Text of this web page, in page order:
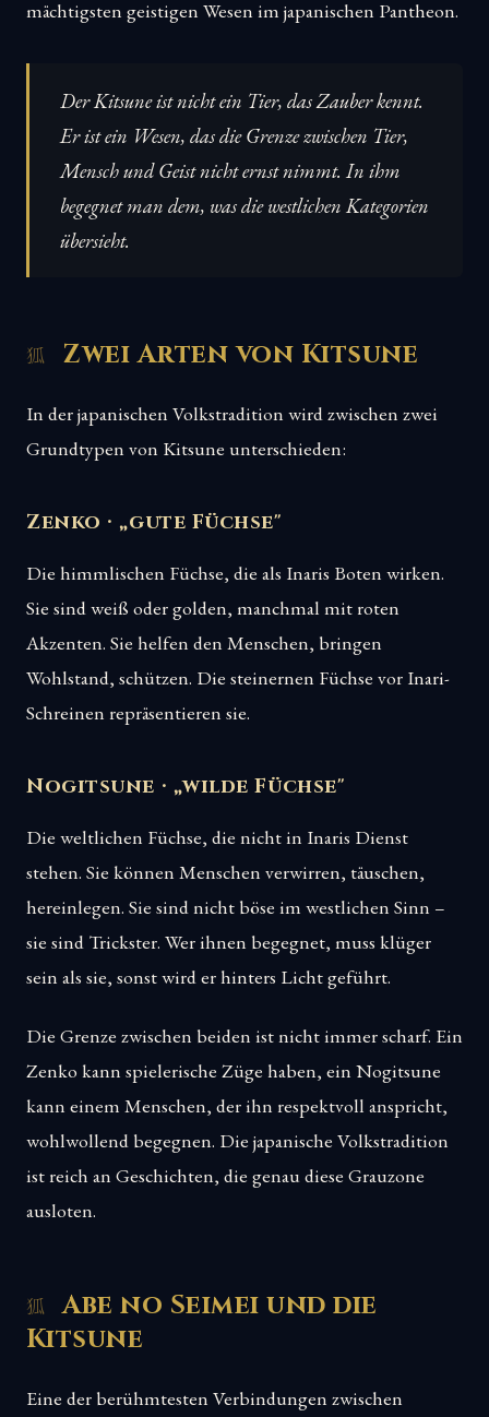
mächtigsten geistigen Wesen im japanischen Pantheon.
Der Kitsune ist nicht ein Tier, das Zauber kennt.
Er ist ein Wesen, das die Grenze zwischen Tier,
Mensch und Geist nicht ernst nimmt. In ihm
begegnet man dem, was die westlichen Kategorien
übersieht.
Zwei Arten von Kitsune
In der japanischen Volkstradition wird zwischen zwei
Grundtypen von Kitsune unterschieden:
Zenko · „gute Füchse"
Die himmlischen Füchse, die als Inaris Boten wirken.
Sie sind weiß oder golden, manchmal mit roten
Akzenten. Sie helfen den Menschen, bringen
Wohlstand, schützen. Die steinernen Füchse vor Inari-
Schreinen repräsentieren sie.
Nogitsune · „wilde Füchse"
Die weltlichen Füchse, die nicht in Inaris Dienst
stehen. Sie können Menschen verwirren, täuschen,
hereinlegen. Sie sind nicht böse im westlichen Sinn –
sie sind Trickster. Wer ihnen begegnet, muss klüger
sein als sie, sonst wird er hinters Licht geführt.
Die Grenze zwischen beiden ist nicht immer scharf. Ein
Zenko kann spielerische Züge haben, ein Nogitsune
kann einem Menschen, der ihn respektvoll anspricht,
wohlwollend begegnen. Die japanische Volkstradition
ist reich an Geschichten, die genau diese Grauzone
ausloten.
Abe no Seimei und die
Kitsune
Eine der berühmtesten Verbindungen zwischen